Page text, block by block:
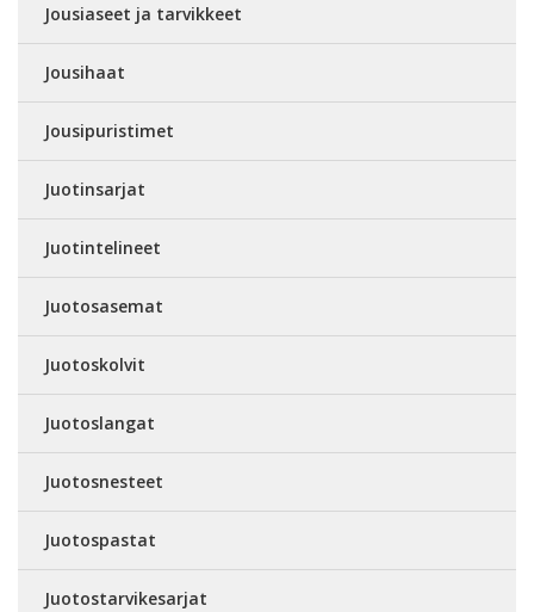
Jousiaseet ja tarvikkeet
Jousihaat
Jousipuristimet
Juotinsarjat
Juotintelineet
Juotosasemat
Juotoskolvit
Juotoslangat
Juotosnesteet
Juotospastat
Juotostarvikesarjat